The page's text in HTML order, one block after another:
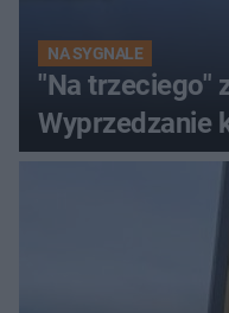
NA SYGNALE
"Na trzeciego"
Wyprzedzanie